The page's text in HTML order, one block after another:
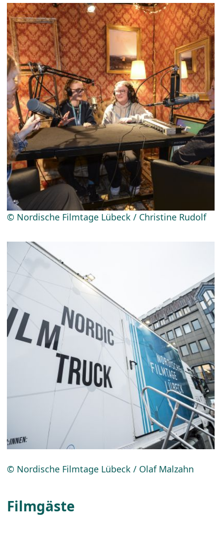
© Nordische Filmtage Lübeck / Christine Rudolf
© Nordische Filmtage Lübeck / Olaf Malzahn
Filmgäste